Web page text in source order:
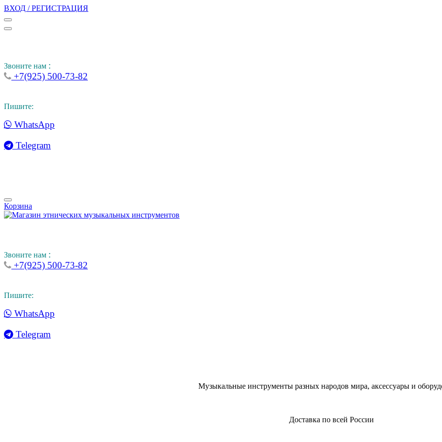
ВХОД / РЕГИСТРАЦИЯ
Звоните нам :
+7(925) 500-73-82
Пишите:
WhatsApp
Telegram
Корзина
Звоните нам :
+7(925) 500-73-82
Пишите:
WhatsApp
Telegram
Музыкальные инструменты разных народов мира, аксессуары и
Доставка по всей России